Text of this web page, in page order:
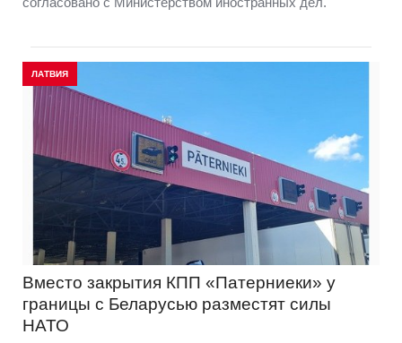
ЛАТВИЯ
Вместо закрытия КПП «Патерниеки» у
границы с Беларусью разместят силы
НАТО